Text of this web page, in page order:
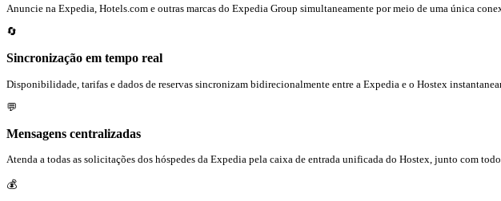
Anuncie na Expedia, Hotels.com e outras marcas do Expedia Group simultaneamente por meio de uma única
🔄
Sincronização em tempo real
Disponibilidade, tarifas e dados de reservas sincronizam bidirecionalmente entre a Expedia e o Hostex
💬
Mensagens centralizadas
Atenda a todas as solicitações dos hóspedes da Expedia pela caixa de entrada unificada do Hostex, junto com
💰